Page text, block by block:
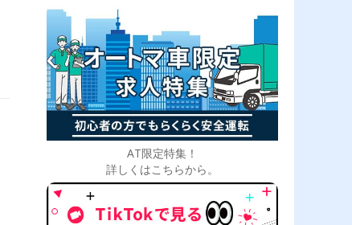
AT限定特集！
詳しくはこちらから。